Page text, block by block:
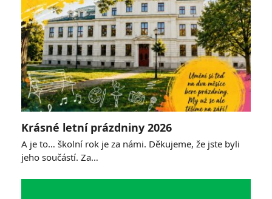
Krásné letní prázdniny 2026
A je to… školní rok je za námi. Děkujeme, že jste byli
jeho součástí. Za…